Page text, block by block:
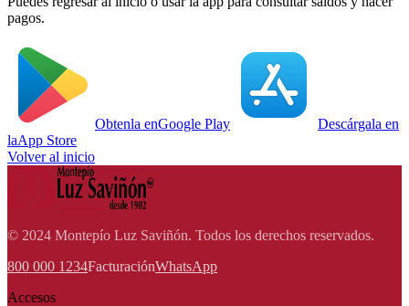
pagos.
Obtenla enGoogle Play
Descárgala en
laApp Store
Volver al inicio
© 2024 Montepío Luz Saviñón. Todos los derechos reservados.
800 000 1234FacturaciónWhatsApp
Accesos